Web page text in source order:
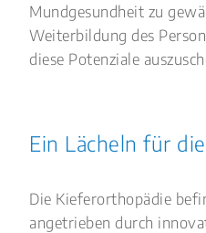
Mundgesundheit zu
Weiterbildung des
diese Potenziale
Ein Lächeln für
Die Kieferorthopädie
angetrieben durch